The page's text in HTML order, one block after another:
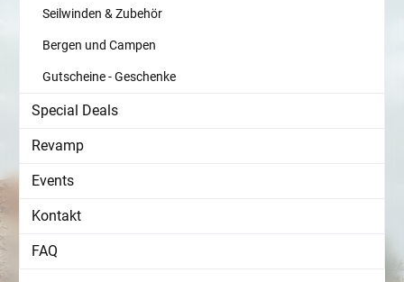
Seilwinden & Zubehör
Bergen und Campen
Gutscheine - Geschenke
Special Deals
Revamp
Events
Kontakt
FAQ